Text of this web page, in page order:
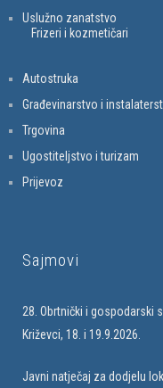
Uslužno zanatstvo
Frizeri i kozmetičari
Autostruka
Građevinarstvo i
Trgovina
Ugostiteljstvo i turizam
Prijevoz
Sajmovi
28. Obrtnički i gospodarski
Križevci, 18. i 19.9.2026.
Javni natječaj za dodjelu